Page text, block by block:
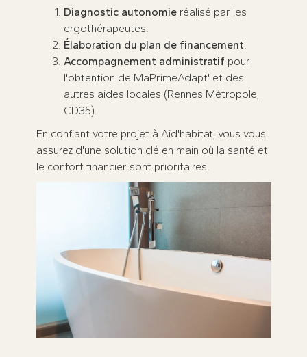
Diagnostic autonomieréalisé par les
ergothérapeutes.
Élaboration du plan de financement
Accompagnement administratif pour
l'obtention de MaPrimeAdapt' et des
autres aides locales (Rennes Métropole,
CD35).
En confiant votre projet à Aid'habitat, vous vous
assurez d'une solution clé en main où la santé et
le confort financier sont prioritaires.